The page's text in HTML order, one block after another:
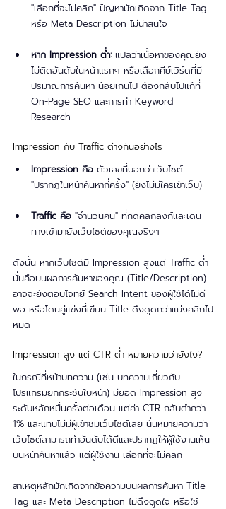
"เลือกที่จะไม่คลิก" ปัญหามักเกิดจาก Title Tag
หรือ Meta Description ไม่น่าสนใจ
หาก Impression ต่ำ: แปลว่าเนื้อหาของคุณยัง
ไม่ติดอันดับในหน้าแรกๆ หรือเลือกคีย์เวิร์ดที่มี
ปริมาณการค้นหา น้อยเกินไป ต้องกลับไปแก้ที่
On-Page SEO และการทำ Keyword
Impression กับ Traffic ต่างกันอย่างไร
Impression คือ ตัวเลขที่บอกว่าเว็บไซต์
"ปรากฏในหน้าค้นหากี่ครั้ง" (ยังไม่มีใครเข้าเว็บ)
Traffic คือ "จำนวนคน" ที่กดคลิกลิงก์และเดิน
ทางเข้ามายังเว็บไซต์ของคุณจริงๆ
ดังนั้น หากเว็บไซต์มี Impression สูงแต่ Traffic ต่ำ
นั่นคือบนผลการค้นหาของคุณ (Title/Description)
อาจจะยังตอบโจทย์ Search Intent ของผู้ใช้ได้ไม่ดี
พอ หรือโดนคู่แข่งที่เขียน Title ดึงดูดกว่าแย่งคลิกไป
หมด
Impression สูง แต่ CTR ต่ำ หมายความว่ายังไง?
ในกรณีที่หน้าบทความ (เช่น บทความเกี่ยวกับ
โปรแกรมยกกระชับใบหน้า) มียอด Impression สูง
ระดับหลักหมื่นครั้งต่อเดือน แต่ค่า CTR กลับต่ำกว่า
1% และแทบไม่มีผู้เข้าชมเว็บไซต์เลย นั่นหมายความว่า
เว็บไซต์สามารถทำอันดับได้ดีและปรากฏให้ผู้ใช้งานเห็น
บนหน้าค้นหาแล้ว แต่ผู้ใช้งาน เลือกที่จะไม่คลิก
สาเหตุหลักมักเกิดจากข้อความบนผลการค้นหา Title
Tag และ Meta Description ไม่ดึงดูดใจ หรือใช้